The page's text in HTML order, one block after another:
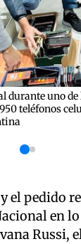
durante uno
teléfonos
el pedido
en
Russi,